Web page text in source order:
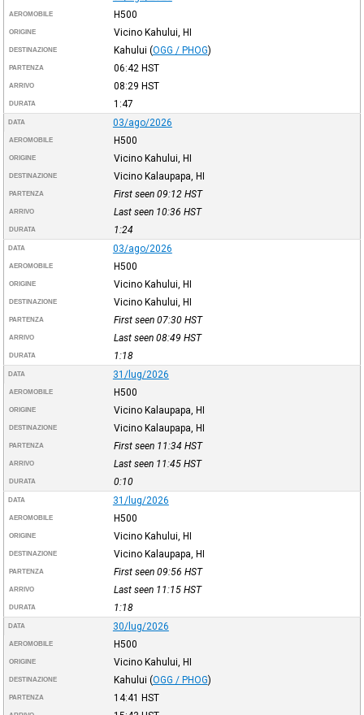
AEROMOBILE H500
ORIGINE Vicino Kahului, HI
DESTINAZIONE Kahului (OGG / PHOG)
PARTENZA 06:42 HST
ARRIVO 08:29 HST
DURATA 1:47
DATA 03/ago/2026
AEROMOBILE H500
ORIGINE Vicino Kahului, HI
DESTINAZIONE Vicino Kalaupapa, HI
PARTENZA First seen 09:12 HST
ARRIVO Last seen 10:36 HST
DURATA 1:24
DATA 03/ago/2026
AEROMOBILE H500
ORIGINE Vicino Kahului, HI
DESTINAZIONE Vicino Kahului, HI
PARTENZA First seen 07:30 HST
ARRIVO Last seen 08:49 HST
DURATA 1:18
DATA 31/lug/2026
AEROMOBILE H500
ORIGINE Vicino Kalaupapa, HI
DESTINAZIONE Vicino Kalaupapa, HI
PARTENZA First seen 11:34 HST
ARRIVO Last seen 11:45 HST
DURATA 0:10
DATA 31/lug/2026
AEROMOBILE H500
ORIGINE Vicino Kahului, HI
DESTINAZIONE Vicino Kalaupapa, HI
PARTENZA First seen 09:56 HST
ARRIVO Last seen 11:15 HST
DURATA 1:18
DATA 30/lug/2026
AEROMOBILE H500
ORIGINE Vicino Kahului, HI
DESTINAZIONE Kahului (OGG / PHOG)
PARTENZA 14:41 HST